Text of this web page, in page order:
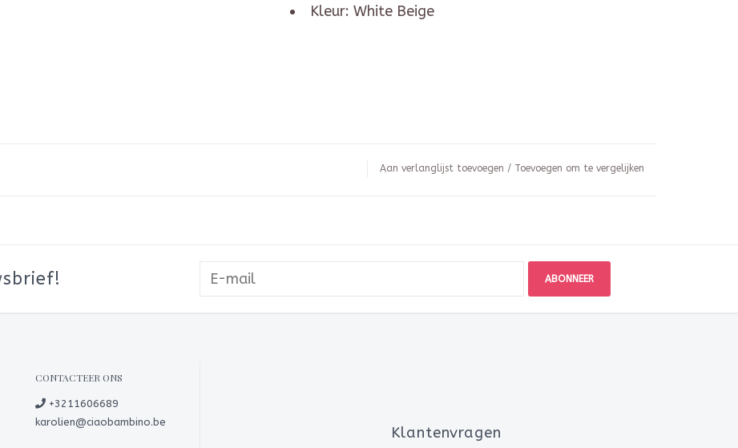
Kleur: White Beige
Aan verlanglijst toevoegen / Toevoegen om te vergelijken
ABONNEER
CONTACTEER ONS
+3211606689
karolien@ciaobambino.be
Klantenvragen